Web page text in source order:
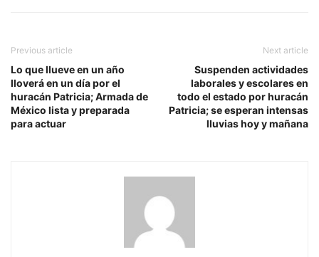
Previous article
Lo que llueve en un año
lloverá en un día por el
huracán Patricia; Armada de
México lista y preparada
para actuar
Next article
Suspenden actividades
laborales y escolares en
todo el estado por huracán
Patricia; se esperan intensas
lluvias hoy y mañana